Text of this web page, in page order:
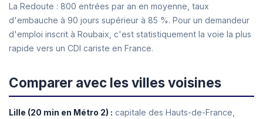
La Redoute : 800 entrées par an en moyenne, taux
d'embauche à 90 jours supérieur à 85 %. Pour un demandeur
d'emploi inscrit à Roubaix, c'est statistiquement la voie la plus
rapide vers un CDI cariste en France.
Comparer avec les villes voisines
Lille (20 min en Métro 2) : capitale des Hauts-de-France,